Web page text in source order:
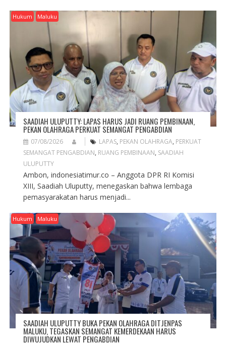
Hukum Maluku
SAADIAH ULUPUTTY: LAPAS HARUS JADI RUANG PEMBINAAN,
PEKAN OLAHRAGA PERKUAT SEMANGAT PENGABDIAN
07/08/2026 LAPAS, PEKAN OLAHRAGA, PERKUAT
SEMANGAT PENGABDIAN, RUANG PEMBINAAN, SAADIAH
ULUPUTTY
Ambon, indonesiatimur.co – Anggota DPR RI Komisi
XIII, Saadiah Uluputty, menegaskan bahwa lembaga
pemasyarakatan harus menjadi...
Hukum Maluku
SAADIAH ULUPUTTY BUKA PEKAN OLAHRAGA DITJENPAS
MALUKU, TEGASKAN SEMANGAT KEMERDEKAAN HARUS
DIWUJUDKAN LEWAT PENGABDIAN